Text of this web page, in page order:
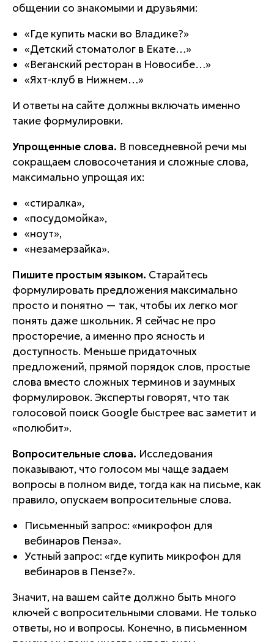
общении со знакомыми и друзьями:
«Где купить маски во Владике?»
«Детский стоматолог в Екате…»
«Веганский ресторан в Новосибе…»
«Яхт-клуб в Нижнем…»
И ответы на сайте должны включать именно
такие формулировки.
Упрощенные слова. В повседневной речи мы
сокращаем словосочетания и сложные слова,
максимально упрощая их:
«стиралка»,
«посудомойка»,
«ноут»,
«незамерзайка».
Пишите простым языком. Старайтесь
формулировать предложения максимально
просто и понятно — так, чтобы их легко мог
понять даже школьник. Я сейчас не про
просторечие, а именно про ясность и
доступность. Меньше придаточных
предложений, прямой порядок слов, простые
слова вместо сложных терминов и заумных
формулировок. Эксперты говорят, что так
голосовой поиск Google быстрее вас заметит и
«полюбит».
Вопросительные слова. Исследования
показывают, что голосом мы чаще задаем
вопросы в полном виде, тогда как на письме, как
правило, опускаем вопросительные слова.
Письменный запрос: «микрофон для
вебинаров Пенза».
Устный запрос: «где купить микрофон для
вебинаров в Пензе?».
Значит, на вашем сайте должно быть много
ключей с вопросительными словами. Не только
ответы, но и вопросы. Конечно, в письменном